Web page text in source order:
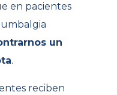
en pacientes
un
.
reciben